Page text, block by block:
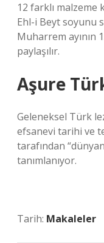
12 farklı malzeme
Ehl-i Beyt soyunu
Muharrem ayının
paylaşılır.
Aşure
Geleneksel Türk
efsanevi tarihi ve
tarafından
tanımlanıyor.
Tarih: Makaleler